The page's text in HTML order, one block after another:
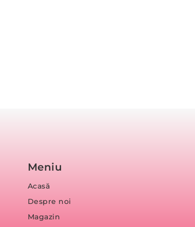
Meniu
Acasă
Despre noi
Magazin